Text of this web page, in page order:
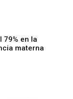
79% en la
materna